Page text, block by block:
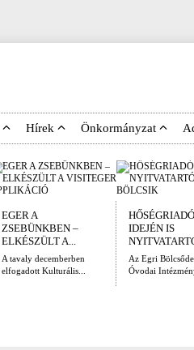
Hírek Önkormányzat
EGER A
ZSEBÜNKBEN –
ELKÉSZÜLT A...
A tavaly decemberben
elfogadott Kulturális...
HŐSÉGRIADÓ
IDEJÉN IS
Az Egri
Óvodai